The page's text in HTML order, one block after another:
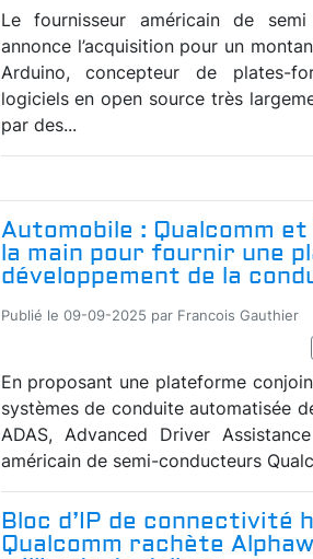
Le fournisseur américain de semi
annonce l’acquisition pour un
Arduino, concepteur de plates-
logiciels en open source très
par des...
Automobile : Qualcomm
la main pour fournir une
développement de la
Publié le 09-09-2025 par Francois Gauthier
En proposant une plateforme
systèmes de conduite automatisée
ADAS, Advanced Driver
américain de semi-conducteurs
Bloc d’IP de connectivité
Qualcomm rachète